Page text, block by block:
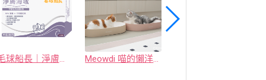
毛球船長｜淨膚海域 Meowdi 喵的懶洋洋貓抓板